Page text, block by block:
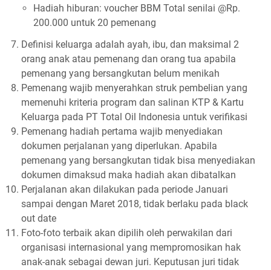
Hadiah hiburan: voucher BBM Total senilai @Rp.
200.000 untuk 20 pemenang
Definisi keluarga adalah ayah, ibu, dan maksimal 2
orang anak atau pemenang dan orang tua apabila
pemenang yang bersangkutan belum menikah
Pemenang wajib menyerahkan struk pembelian yang
memenuhi kriteria program dan salinan KTP & Kartu
Keluarga pada PT Total Oil Indonesia untuk verifikasi
Pemenang hadiah pertama wajib menyediakan
dokumen perjalanan yang diperlukan. Apabila
pemenang yang bersangkutan tidak bisa menyediakan
dokumen dimaksud maka hadiah akan dibatalkan
Perjalanan akan dilakukan pada periode Januari
sampai dengan Maret 2018, tidak berlaku pada black
out date
Foto-foto terbaik akan dipilih oleh perwakilan dari
organisasi internasional yang mempromosikan hak
anak-anak sebagai dewan juri. Keputusan juri tidak